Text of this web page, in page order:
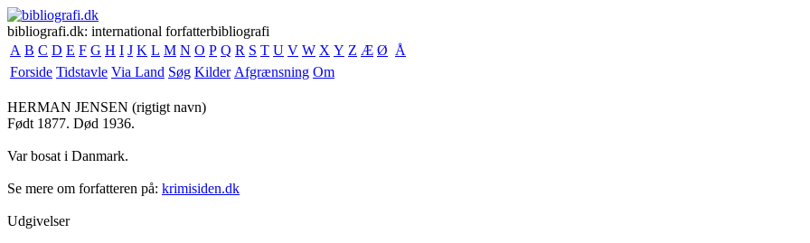
bibliografi.dk: international forfatterbibliografi
A B C D E F G H I J K L M N O P Q R S T U V W X Y Z Æ Ø Å
Forside Tidstavle Via Land Søg Kilder Afgrænsning Om
HERMAN JENSEN (rigtigt navn)
Født 1877. Død 1936.
Var bosat i Danmark.
Se mere om forfatteren på: krimisiden.dk
Udgivelser